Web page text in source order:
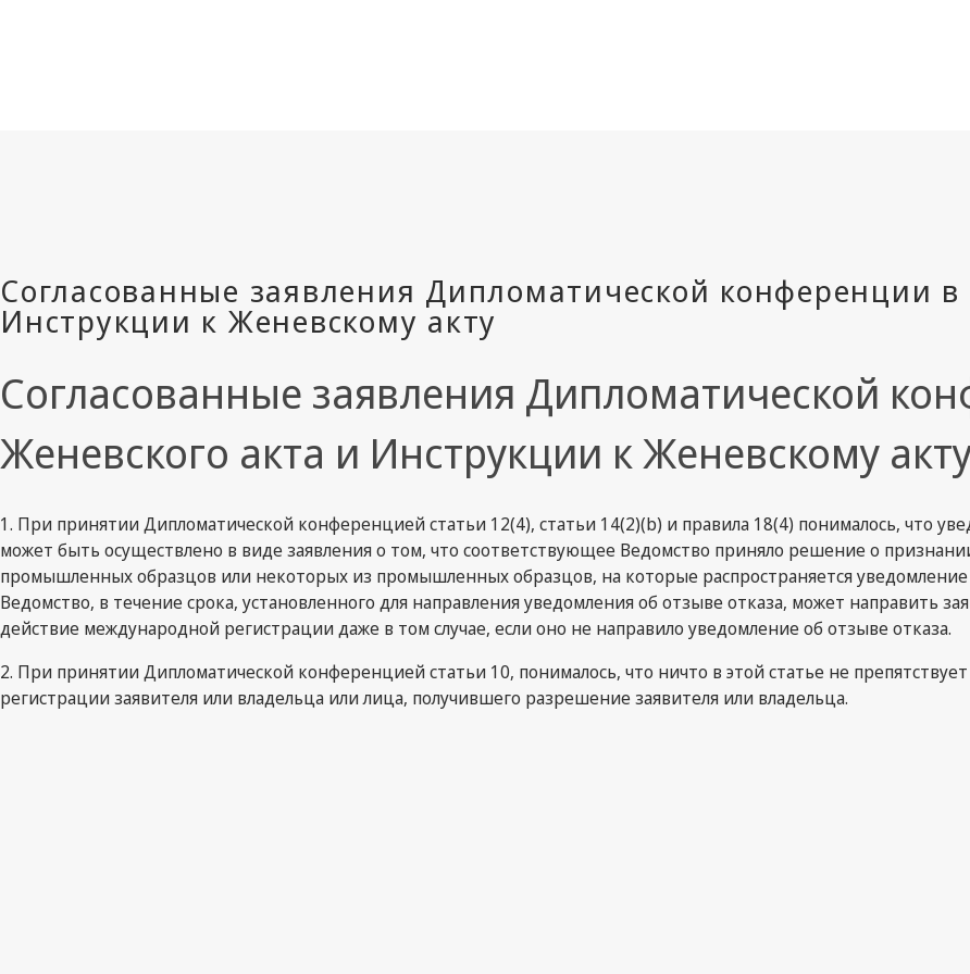
Согласованные заявления Дипломатической
Женевского акта и Инструкции к Женевскому
1. При принятии Дипломатической конференцией статьи 12(4), статьи 14(2)(b) и правила 18(4) понималось, что
может быть осуществлено в виде заявления о том, что соответствующее Ведомство приняло решение о
промышленных образцов или некоторых из промышленных образцов, на которые распространяется
Ведомство, в течение срока, установленного для направления уведомления об отзыве отказа, может направить
действие международной регистрации даже в том случае, если оно не направило уведомление об отзыве отказа.
2. При принятии Дипломатической конференцией статьи 10, понималось, что ничто в этой статье не
регистрации заявителя или владельца или лица, получившего разрешение заявителя или владельца.